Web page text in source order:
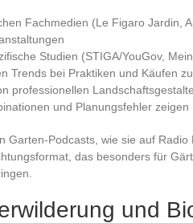
Fachmedien (Le Figaro Jardin,
Studien (STIGA/YouGov,
Trends bei Praktiken und Käufen
professionellen
und Planungsfehler zeigen
Garten-Podcasts, wie sie auf
das besonders für
und